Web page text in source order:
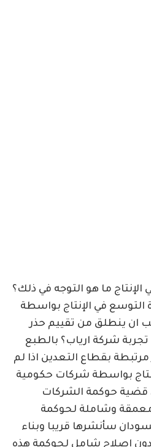
ما هو التوجه في ذلك؟
التوسع في الإنتاج بواسطة
ان ينطلق من تقييم حذر
شركة ارياب؟ بالطبع
بقطاع التعدين اذا لم
بواسطة شركات حكومية
قضية حوكمة الشركات
وشاملة لحوكمة
سأنشرها قريبا وبناء
اصلاح شامل لحوكمة هذه